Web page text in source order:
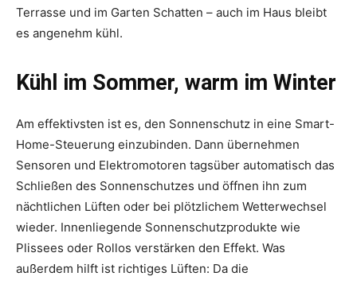
Terrasse und im Garten Schatten – auch im Haus bleibt
es angenehm kühl.
Kühl im Sommer, warm im Winter
Am effektivsten ist es, den Sonnenschutz in eine Smart-
Home-Steuerung einzubinden. Dann übernehmen
Sensoren und Elektromotoren tagsüber automatisch das
Schließen des Sonnenschutzes und öffnen ihn zum
nächtlichen Lüften oder bei plötzlichem Wetterwechsel
wieder. Innenliegende Sonnenschutzprodukte wie
Plissees oder Rollos verstärken den Effekt. Was
außerdem hilft ist richtiges Lüften: Da die